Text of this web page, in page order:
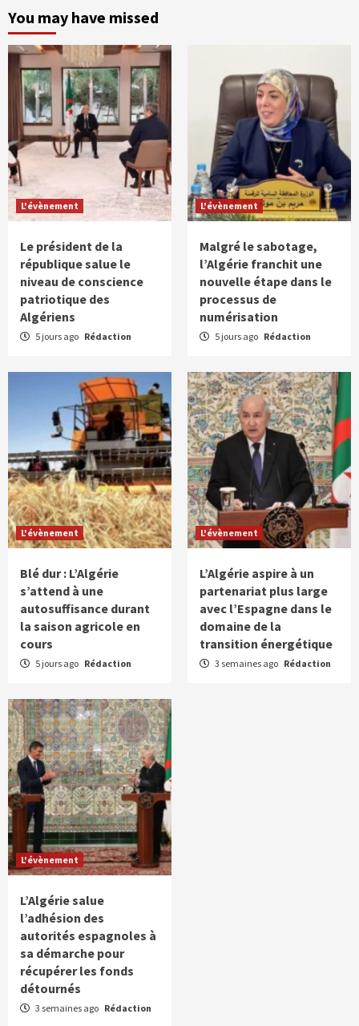
You may have missed
L'évènement
Le président de la
république salue le
niveau de conscience
patriotique des
Algériens
5 jours ago Rédaction
L'évènement
Malgré le sabotage,
l’Algérie franchit une
nouvelle étape dans le
processus de
numérisation
5 jours ago Rédaction
L'évènement
Blé dur : L’Algérie
s’attend à une
autosuffisance durant
la saison agricole en
cours
5 jours ago Rédaction
L'évènement
L’Algérie aspire à un
partenariat plus large
avec l’Espagne dans le
domaine de la
transition énergétique
3 semaines ago Rédaction
L'évènement
L’Algérie salue
l’adhésion des
autorités espagnoles à
sa démarche pour
récupérer les fonds
détournés
3 semaines ago Rédaction